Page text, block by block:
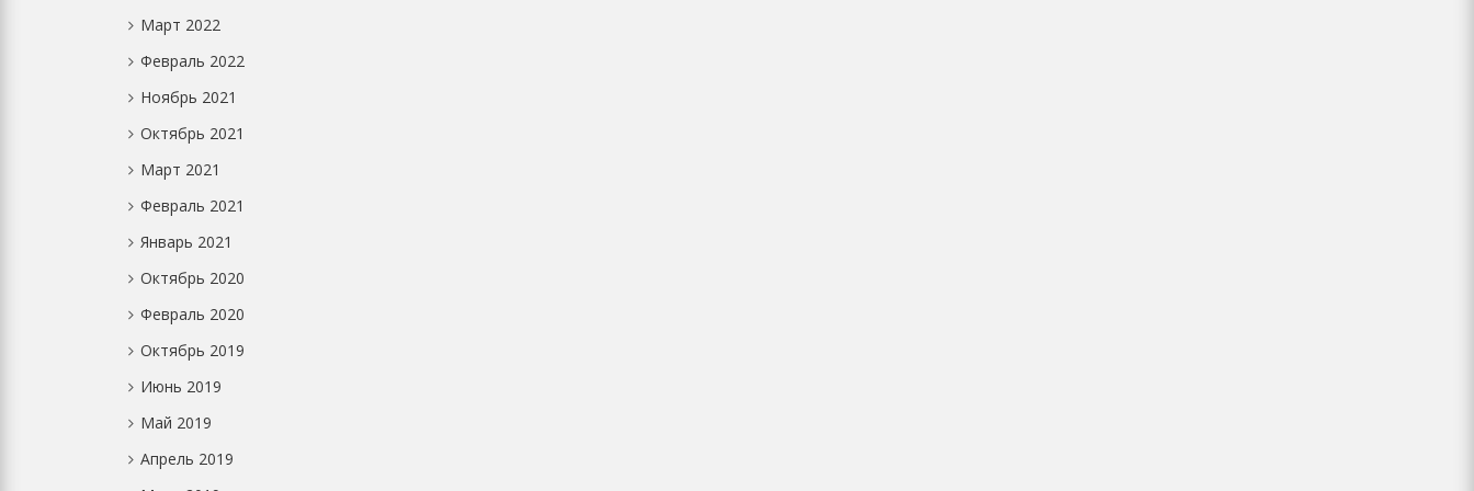
Март 2022
Февраль 2022
Ноябрь 2021
Октябрь 2021
Март 2021
Февраль 2021
Январь 2021
Октябрь 2020
Февраль 2020
Октябрь 2019
Июнь 2019
Май 2019
Апрель 2019